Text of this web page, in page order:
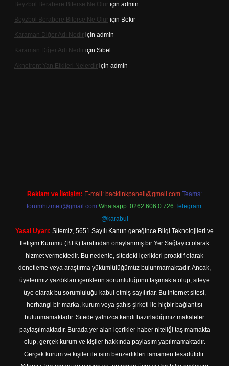
Beyzbol Berabere Biterse Ne Olur için admin
Beyzbol Berabere Biterse Ne Olur için Bekir
Karaman Diğer Adı Nedir için admin
Karaman Diğer Adı Nedir için Sibel
Aknetrent Yan Etkileri Nelerdir için admin
Reklam ve İletişim: E-mail: backlinkpaneli@gmail.com Teams:
forumhizmeti@gmail.com Whatsapp: 0262 606 0 726 Telegram:
@karabul
Yasal Uyarı: Sitemiz, 5651 Sayılı Kanun gereğince Bilgi Teknolojileri ve
İletişim Kurumu (BTK) tarafından onaylanmış bir Yer Sağlayıcı olarak
hizmet vermektedir. Bu nedenle, sitedeki içerikleri proaktif olarak
denetleme veya araştırma yükümlülüğümüz bulunmamaktadır. Ancak,
üyelerimiz yazdıkları içeriklerin sorumluluğunu taşımakta olup, siteye
üye olarak bu sorumluluğu kabul etmiş sayılırlar. Bu internet sitesi,
herhangi bir marka, kurum veya şahıs şirketi ile hiçbir bağlantısı
bulunmamaktadır. Sitede yalnızca kendi hazırladığımız makaleler
paylaşılmaktadır. Burada yer alan içerikler haber niteliği taşımamakta
olup, gerçek kurum ve kişiler hakkında paylaşım yapılmamaktadır.
Gerçek kurum ve kişiler ile isim benzerlikleri tamamen tesadüfidir.